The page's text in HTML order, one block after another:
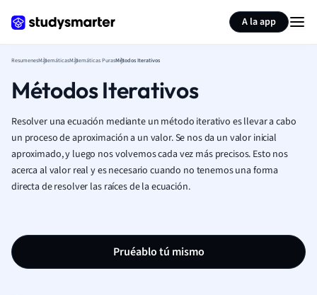
A la app
ResumenesMatemáticasMatemáticas PurasMétodos Iterativos
Métodos Iterativos
Resolver una ecuación mediante un método iterativo es llevar a cabo
un proceso de aproximación a un valor. Se nos da un valor inicial
aproximado, y luego nos volvemos cada vez más precisos. Esto nos
acerca al valor real y es necesario cuando no tenemos una forma
directa de resolver las raíces de la ecuación.
Pruéablo tú mismo
Resumir página